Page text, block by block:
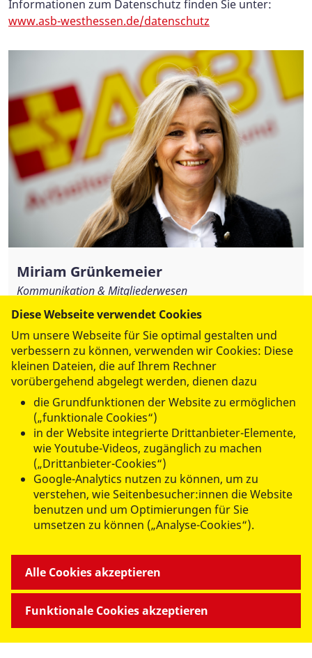
Informationen zum Datenschutz finden Sie unter:
www.asb-westhessen.de/datenschutz
Miriam Grünkemeier
Kommunikation & Mitgliederwesen
Tel.:0611 - 1818180
miriam.gruenkemeier@asb-westhessen.de
Wiesbaden
Bierstadter Straße 49
65189 Wiesbaden
UNSERE ANGEBOTE
Diese Webseite verwendet Cookies
Um unsere Webseite für Sie optimal gestalten und
verbessern zu können, verwenden wir Cookies: Diese
kleinen Dateien, die auf Ihrem Rechner
vorübergehend abgelegt werden, dienen dazu
die Grundfunktionen der Website zu ermöglichen
(„funktionale Cookies“)
in der Website integrierte Drittanbieter-Elemente,
wie Youtube-Videos, zugänglich zu machen
(„Drittanbieter-Cookies“)
Google-Analytics nutzen zu können, um zu
verstehen, wie Seitenbesucher:innen die Website
benutzen und um Optimierungen für Sie
umsetzen zu können („Analyse-Cookies“).
Funktionale Cookies akzeptieren
Alle Cookies akzeptieren